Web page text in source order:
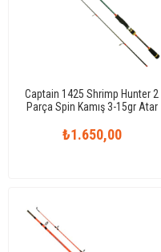
Captain 1425 Shrimp Hunter 2
Parça Spin Kamış 3-15gr Atar
₺1.650,00